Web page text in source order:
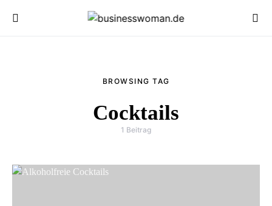
BROWSING TAG
Cocktails
1 Beitrag